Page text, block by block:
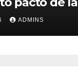
para
Mundial
ser en
ADMINS